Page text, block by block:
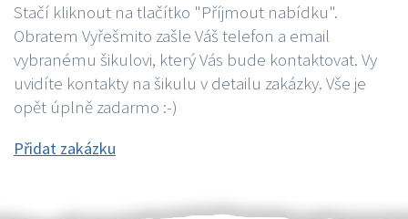
Stačí kliknout na tlačítko "Příjmout nabídku".
Obratem Vyřešmito zašle Váš telefon a email
vybranému šikulovi, který Vás bude kontaktovat. Vy
uvidíte kontakty na šikulu v detailu zakázky. Vše je
opět úplně zadarmo :-)
Přidat zakázku